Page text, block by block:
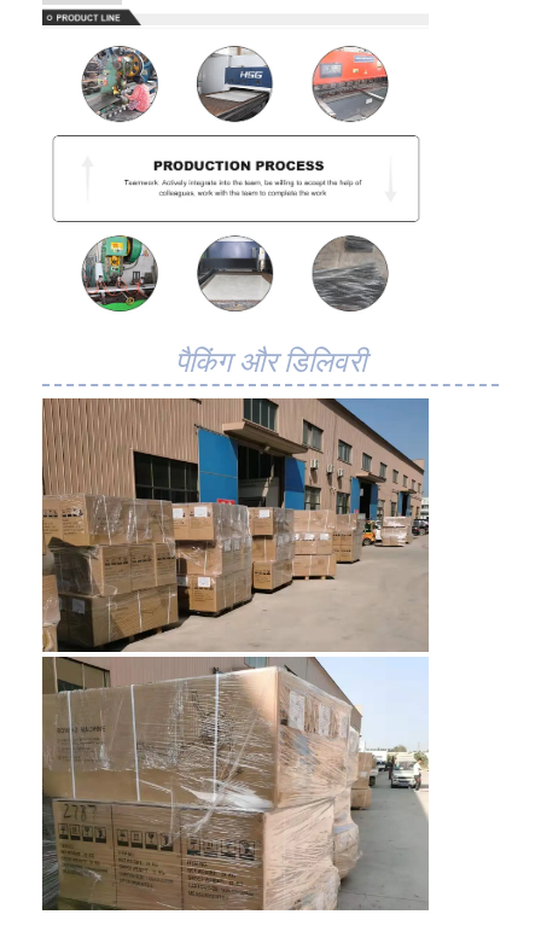
चेन मेष बेल्ट
सर्पिल फ्रीजर बेल्ट
ओवन कन्वेयर बेल्ट
पैकिंग और डिलिवरी